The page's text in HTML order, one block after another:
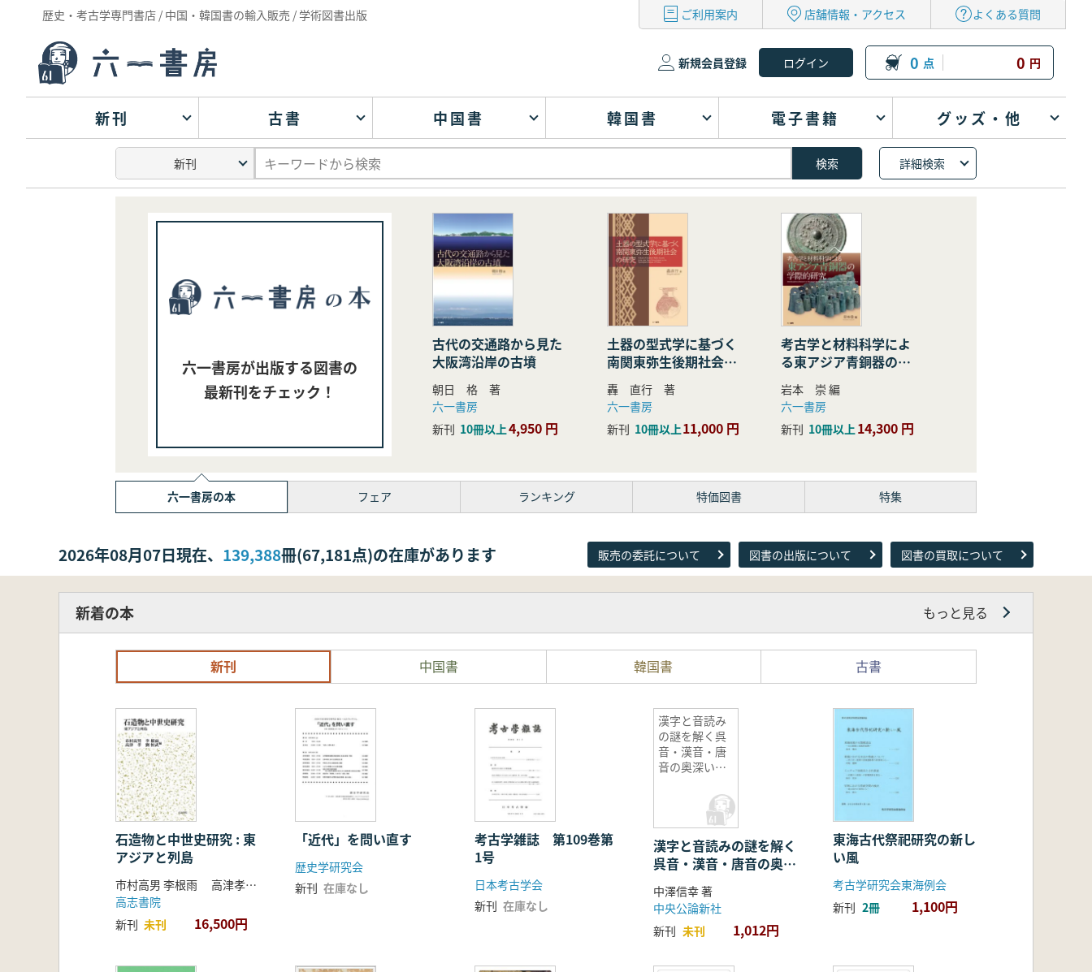
歴史・考古学専門書店 / 中国・韓国書の輸入販売 / 学術図書出版 ご利用案内 店舗情報・アクセス よくある質問
新規会員登録 0 点 0 円
新刊 古書 中国書 韓国書 電子書籍 グッズ・他
詳細検索
六一書房が出版する図書の
最新刊をチェック！
古代の交通路から見た
大阪湾沿岸の古墳
朝日 格 著
六一書房
新刊 10冊以上4,950 円
土器の型式学に基づく
南関東弥生後期社会の
研究
轟 直行 著
六一書房
新刊 10冊以上11,000 円
考古学と材料科学によ
る東アジア青銅器の学
際的研究
岩本 崇 編
六一書房
新刊 10冊以上14,300 円
六一書房の本 フェア ランキング 特価図書 特集
2026年08月07日現在、 139,388冊(67,181点)の在庫があります 販売の委託について 図書の出版について 図書の買取について
新着の本 もっと見る
新刊 中国書 韓国書 古書
石造物と中世史研究 : 東
アジアと列島
市村高男 李根雨 高津孝 劉恒武 編
高志書院
新刊 未刊 16,500円
「近代」を問い直す
歴史学研究会
新刊 在庫なし
考古学雑誌 第109巻第
1号
日本考古学会
新刊 在庫なし
漢字と音読み
の謎を解く呉
音・漢音・唐
音の奥深い世
漢字と音読みの謎を解く
呉音・漢音・唐音の奥深
い世界
中澤信幸 著
中央公論新社
新刊 未刊 1,012円
東海古代祭祀研究の新し
い風
考古学研究会東海例会
新刊 2冊 1,100円